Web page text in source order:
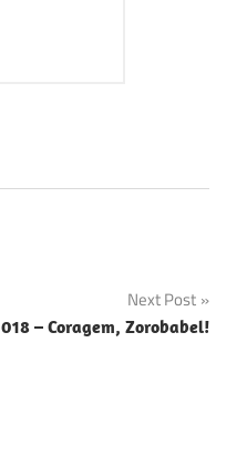
Next Post
018 – Coragem, Zorobabel!